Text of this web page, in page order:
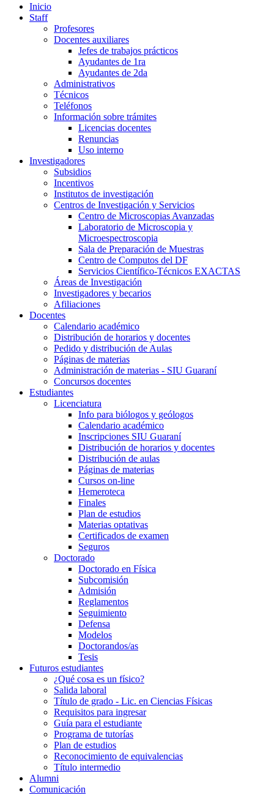
Inicio
Staff
Profesores
Docentes auxiliares
Jefes de trabajos prácticos
Ayudantes de 1ra
Ayudantes de 2da
Administrativos
Técnicos
Teléfonos
Información sobre trámites
Licencias docentes
Renuncias
Uso interno
Investigadores
Subsidios
Incentivos
Institutos de investigación
Centros de Investigación y Servicios
Centro de Microscopias Avanzadas
Laboratorio de Microscopia y
Microespectroscopia
Sala de Preparación de Muestras
Centro de Computos del DF
Servicios Científico-Técnicos EXACTAS
Áreas de Investigación
Investigadores y becarios
Afiliaciones
Docentes
Calendario académico
Distribución de horarios y docentes
Pedido y distribución de Aulas
Páginas de materias
Administración de materias - SIU Guaraní
Concursos docentes
Estudiantes
Licenciatura
Info para biólogos y geólogos
Calendario académico
Inscripciones SIU Guaraní
Distribución de horarios y docentes
Distribución de aulas
Páginas de materias
Cursos on-line
Hemeroteca
Finales
Plan de estudios
Materias optativas
Certificados de examen
Seguros
Doctorado
Doctorado en Física
Subcomisión
Admisión
Reglamentos
Seguimiento
Defensa
Modelos
Doctorandos/as
Tesis
Futuros estudiantes
¿Qué cosa es un físico?
Salida laboral
Título de grado - Lic. en Ciencias Físicas
Requisitos para ingresar
Guía para el estudiante
Programa de tutorías
Plan de estudios
Reconocimiento de equivalencias
Título intermedio
Alumni
Comunicación